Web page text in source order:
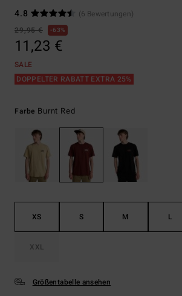
4.8
(6 Bewertungen)
29,95 €
63%
11,23 €
SALE
DOPPELTER RABATT EXTRA 25%
Farbe Burnt Red
XS S M L
XXL
Größentabelle ansehen